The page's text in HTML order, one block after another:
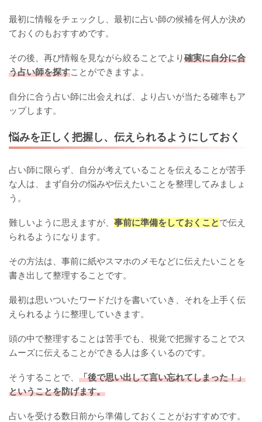
最初に情報をチェックし、最初に占い師の候補を何人か決め
ておくのもおすすめです。
その後、再び情報を見ながら絞ることでより確実に自分に合
う占い師を探すことができますよ。
自分に合う占い師に出会えれば、より占いが当たる確率もア
ップします。
悩みを正しく把握し、伝えられるようにしておく
占い師に限らず、自分が考えていることを伝えることが苦手
な人は、まず自分の悩みや伝えたいことを整理してみましょ
う。
難しいように思えますが、 事前に準備をしておくことで伝え
られるようになります。
その方法は、事前に紙やスマホのメモなどに伝えたいことを
書き出して整理することです。
最初は思いついたワードだけを書いていき、それを上手く伝
えられるように整理していきます。
頭の中で整理することは苦手でも、視覚で把握することでス
ムーズに伝えることができる人は多くいるのです。
そうすることで、 「後で思い出して言い忘れてしまった！」
ということを防げます。
占いを受ける数日前から準備しておくことがおすすめです。